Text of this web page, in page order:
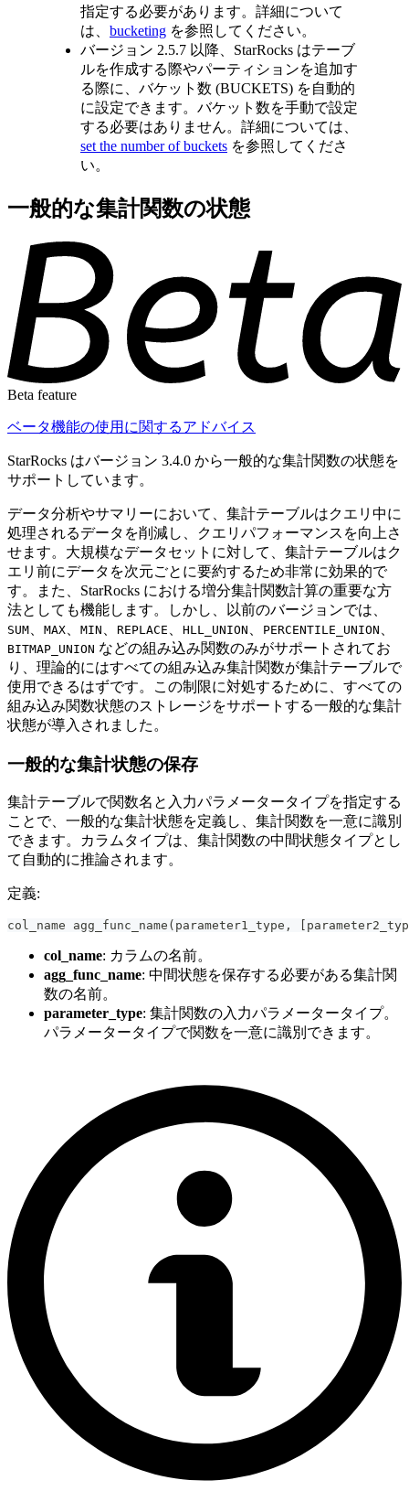
指定する必要があります。詳細について
は、 bucketing を参照してください。
バージョン 2.5.7 以降、StarRocks はテーブ
ルを作成する際やパーティションを追加す
る際に、バケット数 (BUCKETS) を自動的
に設定できます。バケット数を手動で設定
する必要はありません。詳細については、
set the number of buckets を参照してくださ
い。
一般的な集計関数の状態
Beta feature
ベータ機能の使用に関するアドバイス
StarRocks はバージョン 3.4.0 から一般的な集計関数の状態を
サポートしています。
データ分析やサマリーにおいて、集計テーブルはクエリ中に
処理されるデータを削減し、クエリパフォーマンスを向上さ
せます。大規模なデータセットに対して、集計テーブルはク
エリ前にデータを次元ごとに要約するため非常に効果的で
す。また、StarRocks における増分集計関数計算の重要な方
法としても機能します。しかし、以前のバージョンでは、
SUM MAX MIN REPLACE HLL_UNION PERCENTILE_UNION
BITMAP_UNION などの組み込み関数のみがサポートされてお
り、理論的にはすべての組み込み集計関数が集計テーブルで
使用できるはずです。この制限に対処するために、すべての
組み込み関数状態のストレージをサポートする一般的な集計
状態が導入されました。
一般的な集計状態の保存
集計テーブルで関数名と入力パラメータータイプを指定する
ことで、一般的な集計状態を定義し、集計関数を一意に識別
できます。カラムタイプは、集計関数の中間状態タイプとし
て自動的に推論されます。
定義:
col_name agg_func_name ( parameter1_type ,
col_name: カラムの名前。
agg_func_name: 中間状態を保存する必要がある集計関
数の名前。
parameter_type: 集計関数の入力パラメータータイプ。
パラメータータイプで関数を一意に識別できます。